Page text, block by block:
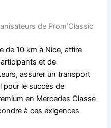
de Prom’Classic
de 10 km à Nice, attire
et de
assurer un transport
pour le succès de
en Mercedes Classe
à ces exigences